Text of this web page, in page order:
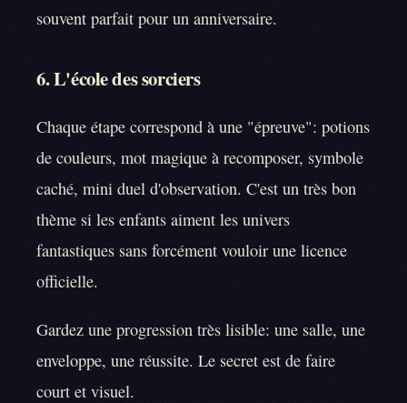
souvent parfait pour un anniversaire.
6. L'école des sorciers
Chaque étape correspond à une "épreuve": potions
de couleurs, mot magique à recomposer, symbole
caché, mini duel d'observation. C'est un très bon
thème si les enfants aiment les univers
fantastiques sans forcément vouloir une licence
officielle.
Gardez une progression très lisible: une salle, une
enveloppe, une réussite. Le secret est de faire
court et visuel.